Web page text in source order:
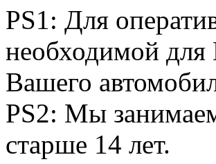
PS1: Для
необходимой для
Вашего
PS2: Мы
старше 14 лет.